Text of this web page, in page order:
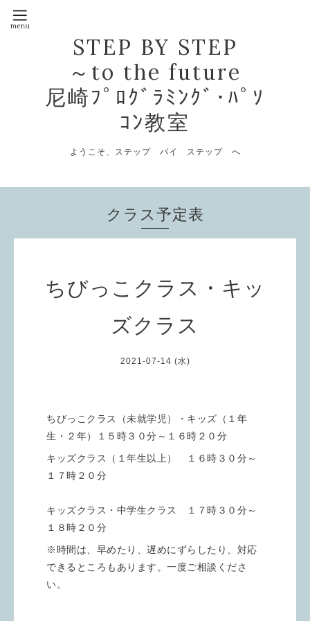
STEP BY STEP
～to the future
尼崎ﾌﾟﾛｸﾞﾗﾐﾝｸﾞ･ﾊﾟｿ
ｺﾝ教室
ようこそ、ステップ バイ ステップ へ
クラス予定表
ちびっこクラス・キッ
ズクラス
2021-07-14 (水)
ちびっこクラス（未就学児）・キッズ（１年
生・２年）１５時３０分～１６時２０分
キッズクラス（１年生以上） １６時３０分～
１７時２０分
キッズクラス・中学生クラス １７時３０分～
１８時２０分
※時間は、早めたり、遅めにずらしたり、対応
できるところもあります。一度ご相談くださ
い。